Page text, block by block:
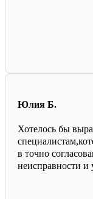
Юлия Б.
Хотелось бы
в точно
неисправности и